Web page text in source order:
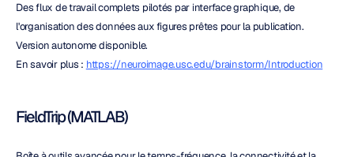
Des flux de travail complets pilotés par interface graphique, de
l'organisation des données aux figures prêtes pour la publication.
Version autonome disponible.
En savoir plus : https://neuroimage.usc.edu/brainstorm/Introduction
FieldTrip (MATLAB)